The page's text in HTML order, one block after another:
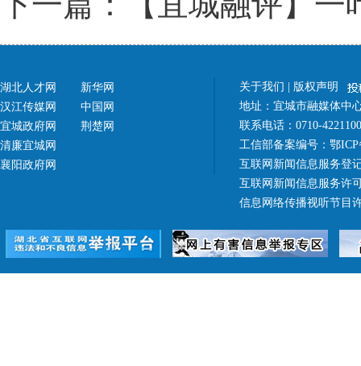
湖北人才网
汉江传媒网
宜城政府网
清廉宜城网
襄阳政府网
新华网
中国网
荆楚网
关于我们
版权声明
地址：宜城市融媒体中
联系电话：0710-
工信部备案编号： 鄂ICP
互联网新闻信息服务登
互联网新闻信息服务许
信息网络传播视听节目